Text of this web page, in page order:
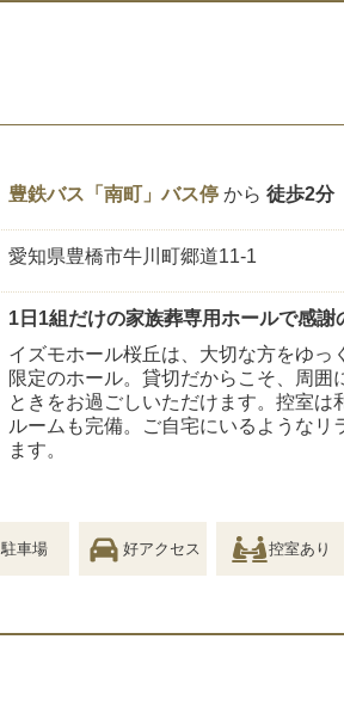
豊鉄バス「南町」バス停 から 徒歩2分
愛知県豊橋市牛川町郷道11-1
1日1組だけの家族葬専用ホールで感謝
イズモホール桜丘は、大切な方をゆっ
限定のホール。貸切だからこそ、周囲
ときをお過ごしいただけます。控室
ルームも完備。ご自宅にいるような
ます。
駐車場 好アクセス 控室あり